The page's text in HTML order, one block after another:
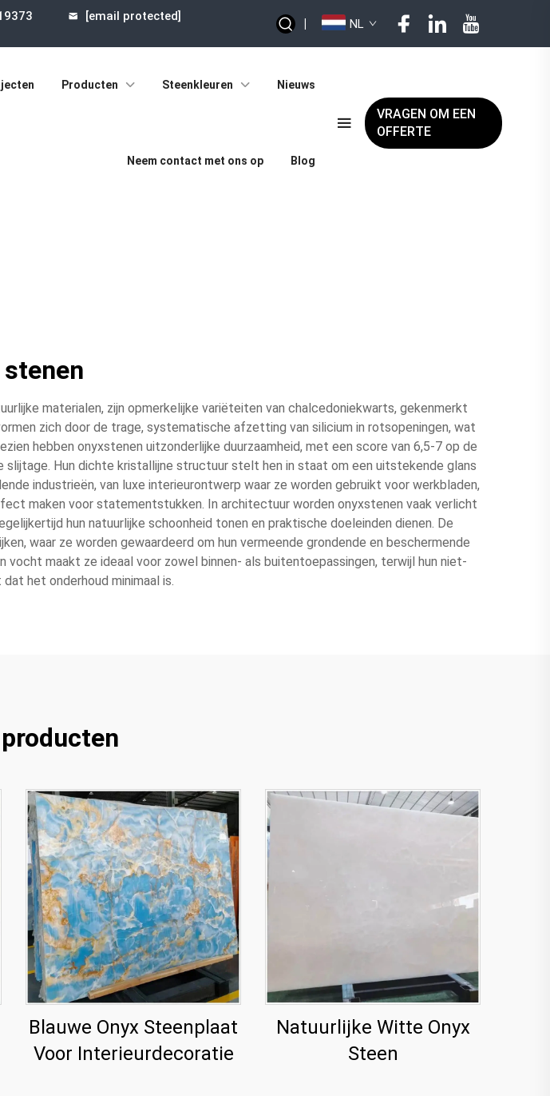
[email protected] | NL
Producten Steenkleuren Nieuws
Neem contact met ons op Blog
VRAGEN OM EEN
OFFERTE
materialen, zijn opmerkelijke variëteiten van chalcedoniekwarts, gekenmerkt
zich door de trage, systematische afzetting van silicium in rotsopeningen, wat
hebben onyxstenen uitzonderlijke duurzaamheid, met een score van 6,5-7 op de
slijtage. Hun dichte kristallijne structuur stelt hen in staat om een uitstekende glans
industrieën, van luxe interieurontwerp waar ze worden gebruikt voor werkbladen,
maken voor statementstukken. In architectuur worden onyxstenen vaak verlicht
hun natuurlijke schoonheid tonen en praktische doeleinden dienen. De
waar ze worden gewaardeerd om hun vermeende grondende en beschermende
maakt ze ideaal voor zowel binnen- als buitentoepassingen, terwijl hun niet-
het onderhoud minimaal is.
Blauwe Onyx Steenplaat
Voor Interieurdecoratie
Natuurlijke Witte Onyx
Steen